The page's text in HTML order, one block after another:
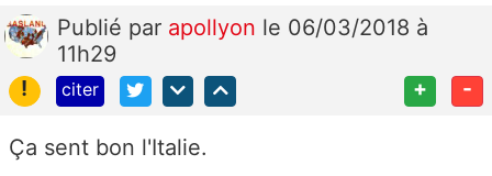
Publié par apollyon le 06/03/2018 à
11h29
!
citer + -
Ça sent bon l'Italie.